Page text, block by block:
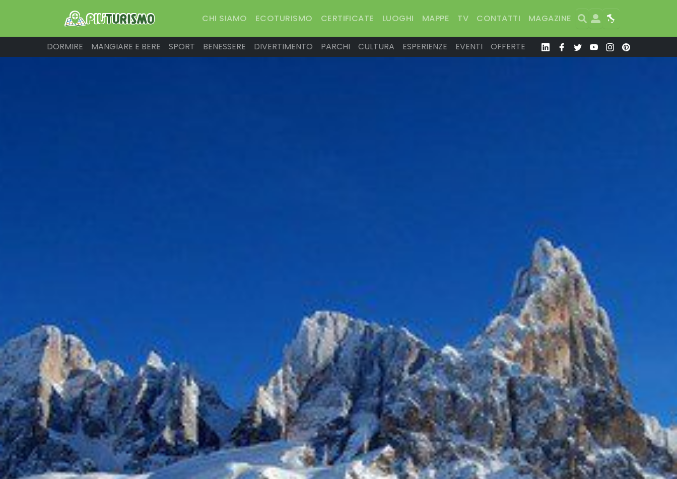
CHI SIAMO ECOTURISMO CERTIFICATE LUOGHI MAPPE TV CONTATTI MAGAZINE Search
User Map
DORMIRE MANGIARE E BERE SPORT BENESSERE DIVERTIMENTO PARCHI CULTURA ESPERIENZE EVENTI OFFERTE